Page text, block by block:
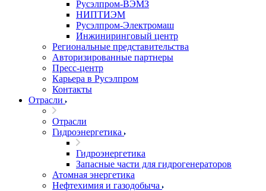
Русэлпром-ВЭМЗ
НИПТИЭМ
Русэлпром-Электромаш
Инжиниринговый центр
Региональные представительства
Авторизированные партнеры
Пресс-центр
Карьера в Русэлпром
Контакты
Отрасли
Отрасли
Гидроэнергетика
Гидроэнергетика
Запасные части для гидрогенераторов
Атомная энергетика
Нефтехимия и газодобыча